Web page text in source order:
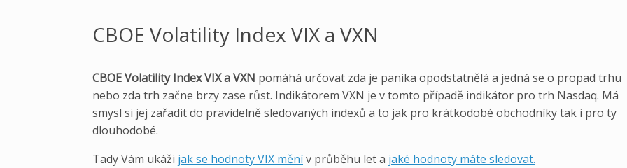
CBOE Volatility Index VIX a VXN
CBOE Volatility Index VIX a VXN pomáhá určovat zda je panika opodstatnělá a jedná se o propad trhu
nebo zda trh začne brzy zase růst. Indikátorem VXN je v tomto případě indikátor pro trh Nasdaq. Má
smysl si jej zařadit do pravidelně sledovaných indexů a to jak pro krátkodobé obchodníky tak i pro ty
dlouhodobé.
Tady Vám ukáži jak se hodnoty VIX měnív průběhu let a jaké hodnoty máte sledovat.